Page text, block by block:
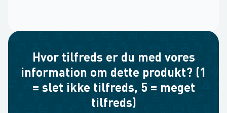
Hvor tilfreds er du med vores
information om dette produkt? (1
= slet ikke tilfreds, 5 = meget
tilfreds)